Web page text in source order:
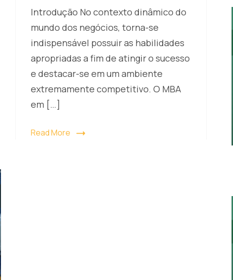
Introdução No contexto dinâmico do
mundo dos negócios, torna-se
indispensável possuir as habilidades
apropriadas a fim de atingir o sucesso
e destacar-se em um ambiente
extremamente competitivo. O MBA
em […]
Read More